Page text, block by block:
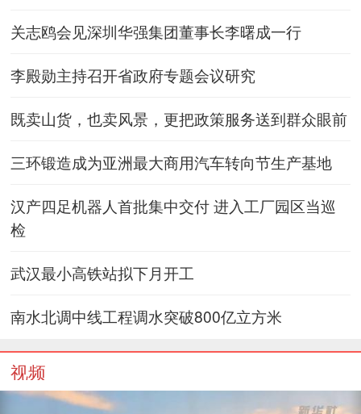
关志鸥会见深圳华强集团董事长李曙成一行
李殿勋主持召开省政府专题会议研究
既卖山货，也卖风景，更把政策服务送到群众眼前
三环锻造成为亚洲最大商用汽车转向节生产基地
汉产四足机器人首批集中交付 进入工厂园区当巡
检
武汉最小高铁站拟下月开工
南水北调中线工程调水突破800亿立方米
视频